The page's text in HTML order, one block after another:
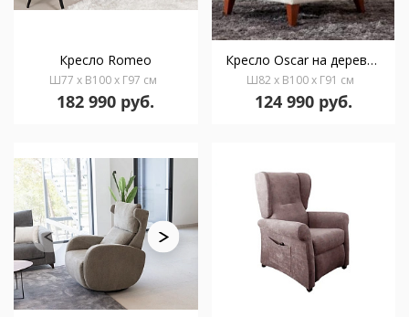
Кресло Romeo
Ш77 x В100 x Г97 см
182 990 руб.
Кресло Oscar на деревянных ножках
Ш82 x В100 x Г91 см
124 990 руб.